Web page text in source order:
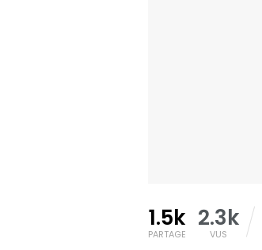
1.5k
PARTAGE
2.3k
VUS